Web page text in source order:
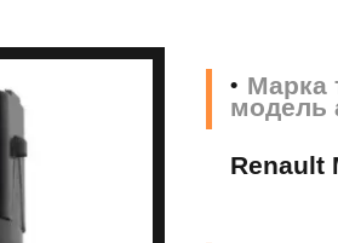
Марка
модель
Renault